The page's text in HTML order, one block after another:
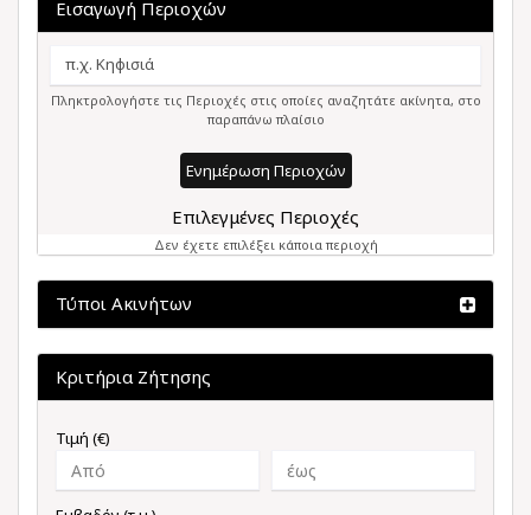
Εισαγωγή Περιοχών
Πληκτρολογήστε τις Περιοχές στις οποίες αναζητάτε ακίνητα, στο
παραπάνω πλαίσιο
Ενημέρωση Περιοχών
Επιλεγμένες Περιοχές
Δεν έχετε επιλέξει κάποια περιοχή
Τύποι Ακινήτων
Κριτήρια Ζήτησης
Τιμή (€)